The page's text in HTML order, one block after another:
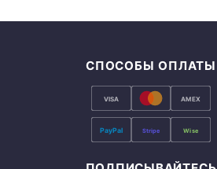
СПОСОБЫ ОПЛАТЫ
VISA AMEX
PayPal Stripe Wise